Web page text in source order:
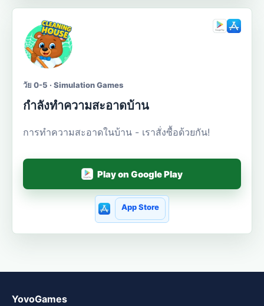
วัย 0-5 · Simulation Games
กำลังทำความสะอาดบ้าน
การทำความสะอาดในบ้าน - เราสั่งซื้อด้วยกัน!
Play on Google Play
App Store
YovoGames